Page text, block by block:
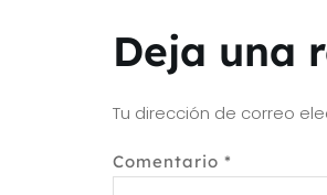
Deja una
Tu dirección de correo
Comentario *